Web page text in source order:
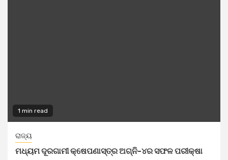
1 min read
ରାଜ୍ୟ
ମଧ୍ୟମ ଦୂରଗାମୀ କ୍ଷେପଣାସ୍ତ୍ର ଅଗ୍ନି-୪ର ସଫଳ ପରୀକ୍ଷା